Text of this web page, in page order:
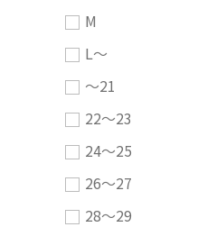
M
L～
～21
22～23
24～25
26～27
28～29